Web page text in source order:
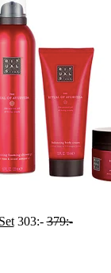
303:-379:-